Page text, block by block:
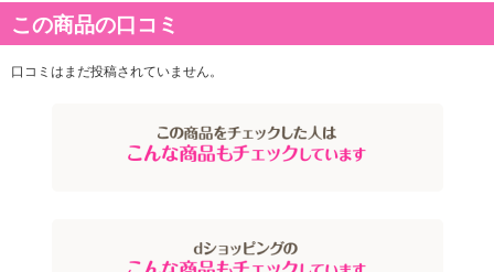
この商品の口コミ
口コミはまだ投稿されていません。